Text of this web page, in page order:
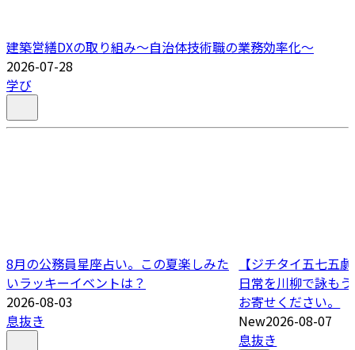
建築営繕DXの取り組み～自治体技術職の業務効率化～
2026-07-28
学び
8月の公務員星座占い。この夏楽しみた
いラッキーイベントは？
2026-08-03
息抜き
【ジチタイ五七五
日常を川柳で詠も
お寄せください。
New2026-08-07
息抜き